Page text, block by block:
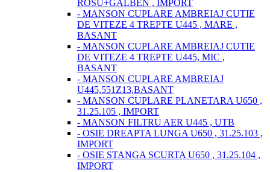
ROSU+GALBEN , IMPORT
- MANSON CUPLARE AMBREIAJ CUTIE
DE VITEZE 4 TREPTE U445 , MARE ,
BASANT
- MANSON CUPLARE AMBREIAJ CUTIE
DE VITEZE 4 TREPTE U445, MIC ,
BASANT
- MANSON CUPLARE AMBREIAJ
U445,551Z13,BASANT
- MANSON CUPLARE PLANETARA U650 ,
31.25.105 , IMPORT
- MANSON FILTRU AER U445 , UTB
- OSIE DREAPTA LUNGA U650 , 31.25.103 ,
IMPORT
- OSIE STANGA SCURTA U650 , 31.25.104 ,
IMPORT